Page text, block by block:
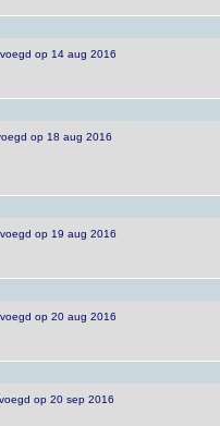
op 14 aug 2016
op 18 aug 2016
op 19 aug 2016
op 20 aug 2016
op 20 sep 2016